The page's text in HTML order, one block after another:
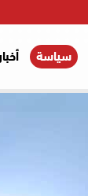
سياسة